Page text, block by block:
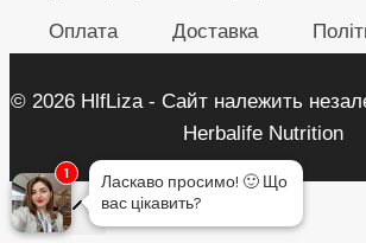
Оплата
Доставка
© 2026 HlfLiza - Сайт належить
Herbalife Nutrition
1 Ласкаво просимо! 🙂 Що
вас цікавить?